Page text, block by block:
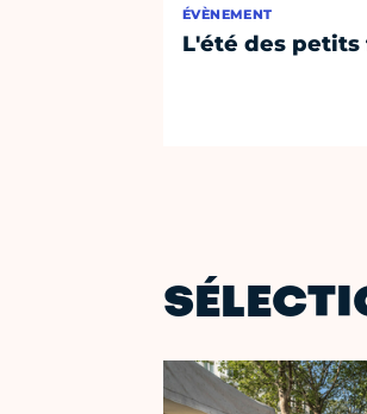
ÉVÈNEMENT
L'été des petits